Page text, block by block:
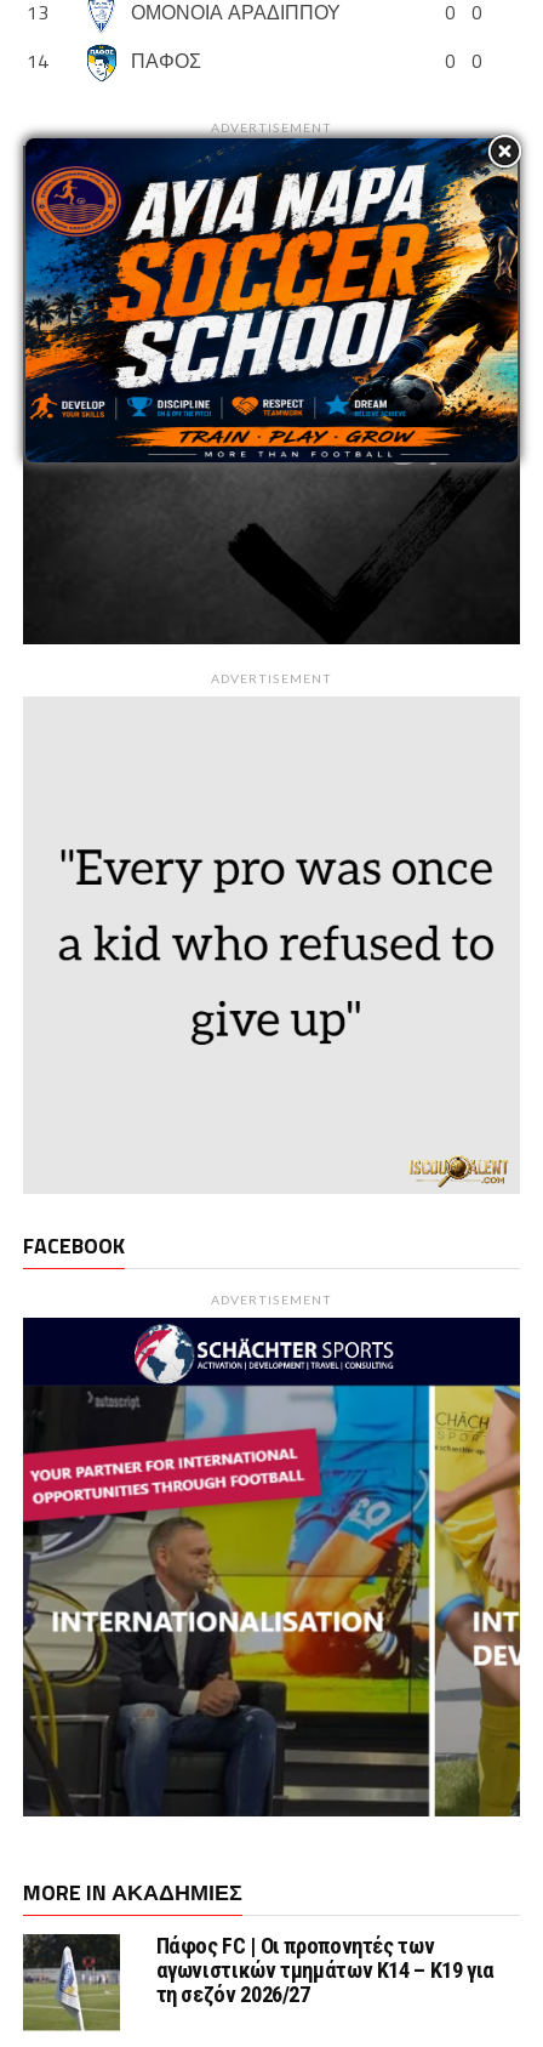
13 ΟΜΟΝΟΙΑ ΑΡΑΔΙΠΠΟΥ 0 0
14
ΠΑΦΟΣ 0 0
ADVERTISEMENT
ADVERTISEMENT
FACEBOOK
ADVERTISEMENT
MORE IN ΑΚΑΔΗΜΙΕΣ
Πάφος FC | Οι προπονητές των
αγωνιστικών τμημάτων Κ14 – Κ19 για
τη σεζόν 2026/27